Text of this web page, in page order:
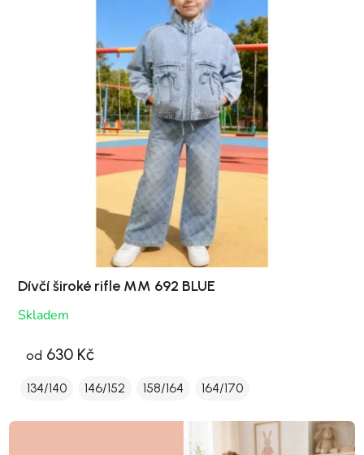
Dívčí široké rifle MM 692 BLUE
Skladem
od 630 Kč
134/140 146/152 158/164 164/170